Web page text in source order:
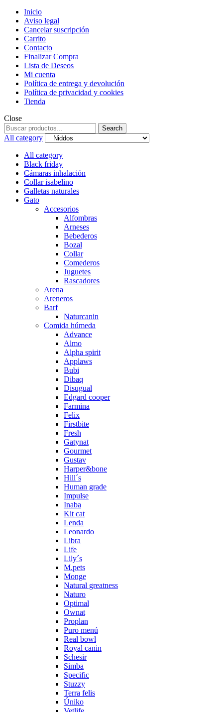
Inicio
Aviso legal
Cancelar suscripción
Carrito
Contacto
Finalizar Compra
Lista de Deseos
Mi cuenta
Política de entrega y devolución
Política de privacidad y cookies
Tienda
Close
Search
for:
Search
All category
All category
Black friday
Cámaras inhalación
Collar isabelino
Galletas naturales
Gato
Accesorios
Alfombras
Arneses
Bebederos
Bozal
Collar
Comederos
Juguetes
Rascadores
Arena
Areneros
Barf
Naturcanin
Comida húmeda
Advance
Almo
Alpha spirit
Applaws
Bubi
Dibaq
Disugual
Edgard cooper
Farmina
Felix
Firstbite
Fresh
Gatynat
Gourmet
Gustav
Harper&bone
Hill´s
Human grade
Impulse
Inaba
Kit cat
Lenda
Leonardo
Libra
Life
Lily´s
M.pets
Monge
Natural greatness
Naturo
Optimal
Ownat
Proplan
Puro menú
Real bowl
Royal canin
Schesir
Simba
Specific
Stuzzy
Terra felis
Úniko